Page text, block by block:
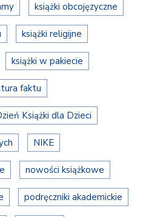
książki obcojęzyczne
książki religijne
książki w pakiecie
faktu
Książki dla Dzieci
NIKE
nowości książkowe
podręczniki akademickie